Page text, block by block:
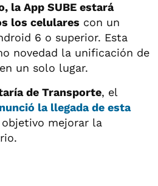
la App SUBE estará
los celulares con un
6 o superior. Esta
novedad la unificación de
un solo lugar.
de Transporte, el
la llegada de esta
mejorar la